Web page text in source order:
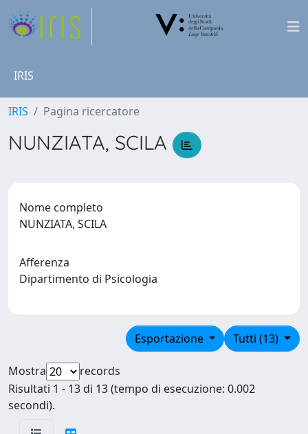
IRIS
IRIS Pagina ricercatore
NUNZIATA, SCILA
Nome completo
NUNZIATA, SCILA
Afferenza
Dipartimento di Psicologia
Tutti (13)
Esportazione
Mostra
records
Risultati 1 - 13 di 13 (tempo di esecuzione: 0.002
secondi).